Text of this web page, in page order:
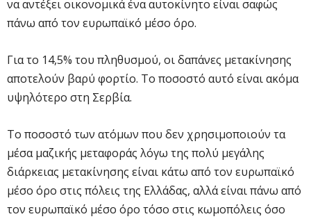
να αντέξει οικονομικά ένα αυτοκίνητο είναι σαφώς
πάνω από τον ευρωπαϊκό μέσο όρο.
Για το 14,5% του πληθυσμού, οι δαπάνες μετακίνησης
αποτελούν βαρύ φορτίο. Το ποσοστό αυτό είναι ακόμα
υψηλότερο στη Σερβία.
Το ποσοστό των ατόμων που δεν χρησιμοποιούν τα
μέσα μαζικής μεταφοράς λόγω της πολύ μεγάλης
διάρκειας μετακίνησης είναι κάτω από τον ευρωπαϊκό
μέσο όρο στις πόλεις της Ελλάδας, αλλά είναι πάνω από
τον ευρωπαϊκό μέσο όρο τόσο στις κωμοπόλεις όσο